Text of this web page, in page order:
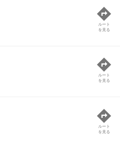
ルート
を見る
ルート
を見る
ルート
を見る